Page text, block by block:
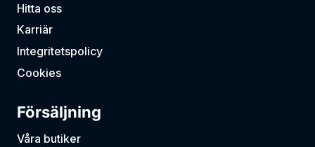
Hitta oss
Karriär
Integritetspolicy
Cookies
Försäljning
Våra butiker